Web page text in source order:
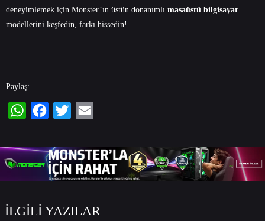
deneyimlemek için Monster’ın üstün donanımlı masaüstü bilgisayar
modellerini keşfedin, farkı hissedin!
Paylaş:
İLGİLİ YAZILAR